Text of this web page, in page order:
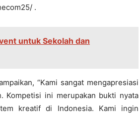
.
untuk Sekolah dan
“Kami sangat mengapresiasi
Kompetisi ini merupakan bukti nyata
kreatif di Indonesia. Kami ingin